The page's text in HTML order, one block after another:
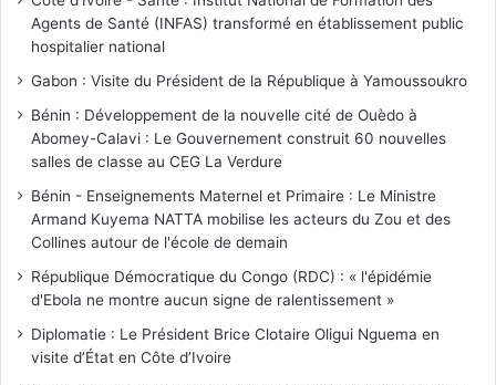
Agents de Santé (INFAS) transformé en établissement public
hospitalier national
Gabon : Visite du Président de la République à Yamoussoukro
Bénin : Développement de la nouvelle cité de Ouèdo à
Abomey-Calavi : Le Gouvernement construit 60 nouvelles
salles de classe au CEG La Verdure
Bénin - Enseignements Maternel et Primaire : Le Ministre
Armand Kuyema NATTA mobilise les acteurs du Zou et des
Collines autour de l'école de demain
République Démocratique du Congo (RDC) : « l'épidémie
d'Ebola ne montre aucun signe de ralentissement »
Diplomatie : Le Président Brice Clotaire Oligui Nguema en
visite d’État en Côte d’Ivoire